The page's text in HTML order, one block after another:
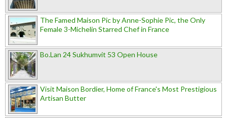
The Famed Maison Pic by Anne-Sophie Pic, the Only
Female 3-Michelin Starred Chef in France
Bo.Lan 24 Sukhumvit 53 Open House
Visit Maison Bordier, Home of France's Most Prestigious
Artisan Butter